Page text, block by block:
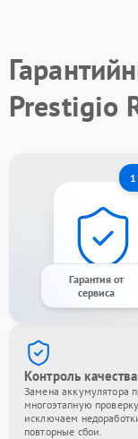
Prestigio
1
Гарантия от
сервиса
Контроль качества
Замена аккумулятора
многоэтапную
исключаем
повторные сбои.